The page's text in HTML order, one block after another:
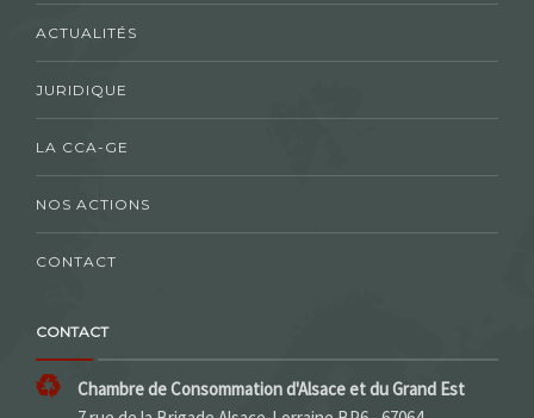
ACTUALITÉS
JURIDIQUE
LA CCA-GE
NOS ACTIONS
CONTACT
CONTACT
Chambre de Consommation d'Alsace et du Grand Est